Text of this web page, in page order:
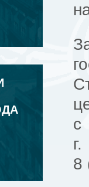
с
8